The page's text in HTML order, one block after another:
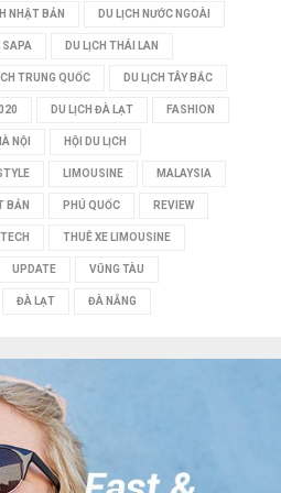
NHẬT BẢN DU LỊCH NƯỚC NGOÀI
SAPA DU LỊCH THÁI LAN
TRUNG QUỐC DU LỊCH TÂY BẮC
DU LỊCH ĐÀ LẠT FASHION
NỘI HỘI DU LỊCH
LIMOUSINE MALAYSIA
BẢN PHÚ QUỐC REVIEW
TECH THUÊ XE LIMOUSINE
UPDATE VŨNG TÀU
ĐÀ LẠT ĐÀ NẴNG